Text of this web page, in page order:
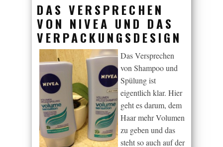
DAS VERSPRECHEN
VON NIVEA UND DAS
VERPACKUNGSDESIGN
Das Versprechen
von Shampoo und
Spülung ist
eigentlich klar. Hier
geht es darum, dem
Haar mehr Volumen
zu geben und das
steht so auch auf der